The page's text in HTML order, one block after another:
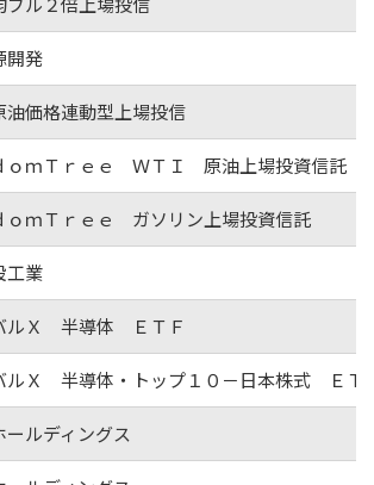
開発
油価格連動型上場投信
ｏｍＴｒｅｅ ＷＴＩ 原油上場投資信託
ｏｍＴｒｅｅ ガソリン上場投資信託
工業
ルＸ 半導体 ＥＴＦ
ルＸ 半導体・トップ１０－日本株式 ＥＴ
ールディングス